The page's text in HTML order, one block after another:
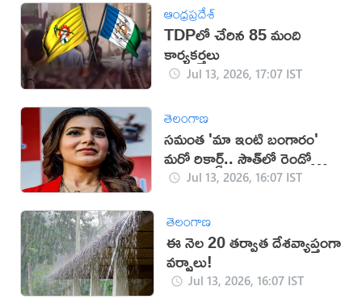
ఆంధ్రప్రదేశ్
TDPలో చేరిన 85 మంది
కార్యకర్తలు
Jul 13, 2026, 17:07 IST
తెలంగాణ
సమంత 'మా ఇంటి బంగారం'
మరో రికార్డ్.. సౌత్‌లో రెండో
స్థానం!Jul 13, 2026, 16:07 IST
తెలంగాణ
ఈ నెల 20 తర్వాత దేశవ్యాప్తంగా
వర్షాలు!
Jul 13, 2026, 16:07 IST